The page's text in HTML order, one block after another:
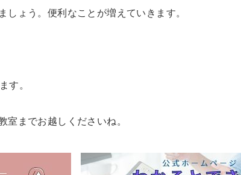
ょう。便利なことが増えていきます。
す。
までお越しくださいね。